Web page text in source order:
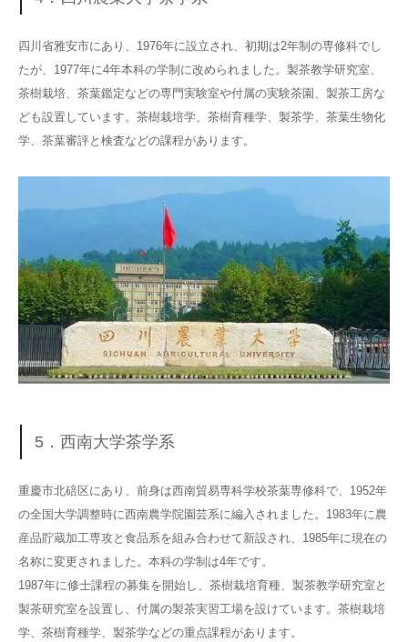
四川省雅安市にあり、1976年に設立され、初期は2年制の専修科でし
たが、1977年に4年本科の学制に改められました。製茶教学研究室、
茶樹栽培、茶葉鑑定などの専門実験室や付属の実験茶園、製茶工房な
ども設置しています。茶樹栽培学、茶樹育種学、製茶学、茶葉生物化
学、茶葉審評と検査などの課程があります。
5．西南大学茶学系
重慶市北碚区にあり、前身は西南貿易専科学校茶葉専修科で、1952年
の全国大学調整時に西南農学院園芸系に編入されました。1983年に農
産品貯蔵加工専攻と食品系を組み合わせて新設され、1985年に現在の
名称に変更されました。本科の学制は4年です。
1987年に修士課程の募集を開始し、茶樹栽培育種、製茶教学研究室と
製茶研究室を設置し、付属の製茶実習工場を設けています。茶樹栽培
学、茶樹育種学、製茶学などの重点課程があります。